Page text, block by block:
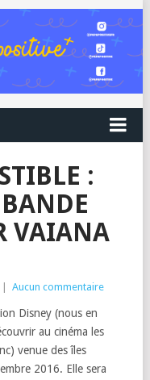
:
VAIANA
Aucun commentaire
Disney (nous en
au cinéma les
venue des îles
2016. Elle sera